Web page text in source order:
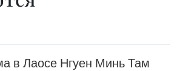
в Лаосе Нгуен Минь Там